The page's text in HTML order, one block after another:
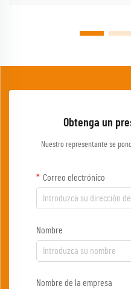
Obtenga un
Nuestro representante se
Correo electrónico
Nombre
Nombre de la empresa